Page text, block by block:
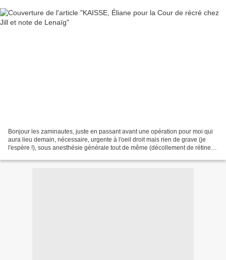
Bonjour les zaminautes, juste en passant avant une opération pour moi qui
aura lieu demain, nécessaire, urgente à l'oeil droit mais rien de grave (je
l'espère !), sous anesthésie générale tout de même (décollement de rétine),